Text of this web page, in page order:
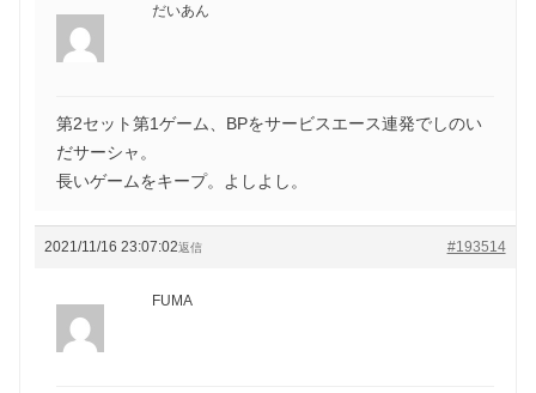
だいあん
第2セット第1ゲーム、BPをサービスエース連発でしのい
だサーシャ。
長いゲームをキープ。よしよし。
2021/11/16 23:07:02 #193514
返信
FUMA